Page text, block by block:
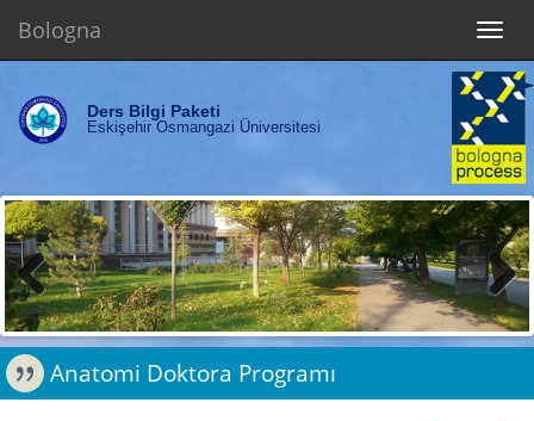
Bologna
Ders Bilgi Paketi
Eskişehir Osmangazi Üniversitesi
Previous Next
Anatomi Doktora Programı